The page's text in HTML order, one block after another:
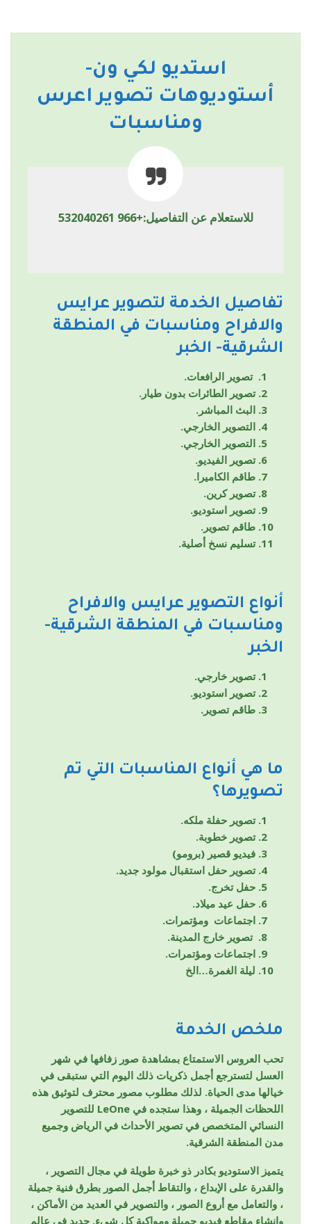
استديو لكي ون-
أستوديوهات تصوير اعرس
ومناسبات
للاستعلام عن التفاصيل:+966 532040261
تفاصيل الخدمة لتصوير عرايس
والافراح ومناسبات في المنطقة
الشرقية- الخبر
تصوير الرافعات.
تصوير الطائرات بدون طيار.
البث المباشر.
التصوير الخارجي.
التصوير الخارجي.
تصوير الفيديو.
طاقم الكاميرا.
تصوير كرين.
تصوير استوديو.
طاقم تصوير.
تسليم نسخ أصلية.
أنواع التصوير عرايس والافراح
ومناسبات في المنطقة الشرقية-
الخبر
تصوير خارجي.
تصوير استوديو.
طاقم تصوير.
ما هي أنواع المناسبات التي تم
تصويرها؟
تصوير حفلة ملكه.
تصوير خطوبة.
فيديو قصير (برومو)
تصوير حفل استقبال مولود جديد.
حفل تخرج.
حفل عيد ميلاد.
اجتماعات ومؤتمرات.
تصوير خارج المدينة.
اجتماعات ومؤتمرات.
ليلة الغمرة…الخ
ملخص الخدمة
تحب العروس الاستمتاع بمشاهدة صور زفافها في شهر
العسل لتسترجع أجمل ذكريات ذلك اليوم التي ستبقى في
خيالها مدى الحياة. لذلك مطلوب مصور محترف لتوثيق هذه
اللحظات الجميلة ، وهذا ستجده في LeOne للتصوير
النسائي المتخصص في تصوير الأحداث في الرياض وجميع
مدن المنطقة الشرقية.
يتميز الاستوديو بكادر ذو خبرة طويلة في مجال التصوير ،
والقدرة على الإبداع ، والتقاط أجمل الصور بطرق فنية جميلة
، والتعامل مع أروع الصور ، والتصوير في العديد من الأماكن ،
وإنشاء مقاطع فيديو جميلة ومواكبة كل شيء. جديد في عالم